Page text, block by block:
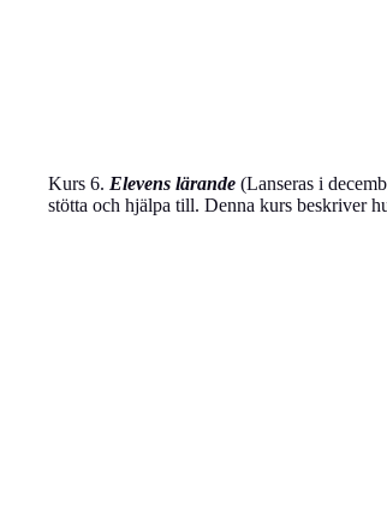
Kurs 6. Elevens lärande (Lanseras i
stötta och hjälpa till. Denna kurs beskriver